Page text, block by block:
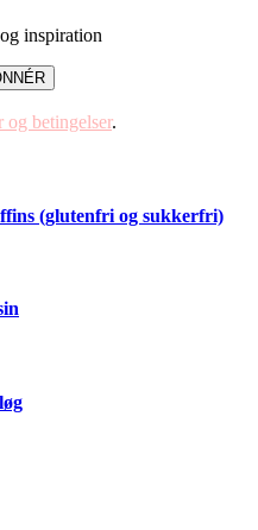
inspiration
og betingelser.
(glutenfri og sukkerfri)